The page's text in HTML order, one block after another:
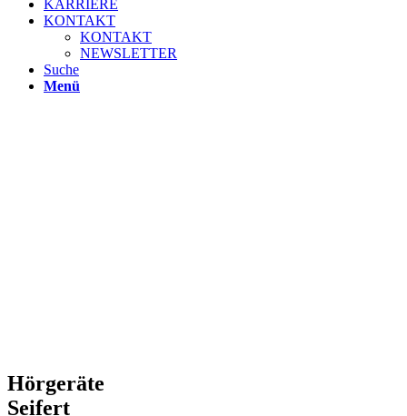
KARRIERE
KONTAKT
KONTAKT
NEWSLETTER
Suche
Menü
Hörgeräte
Seifert